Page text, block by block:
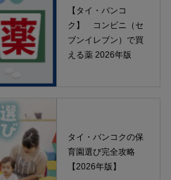
【タイ・バンコ
ク】 コンビニ（セ
ブンイレブン）で買
える薬 2026年版
タイ・バンコクの保
育園選び完全攻略
【2026年版】